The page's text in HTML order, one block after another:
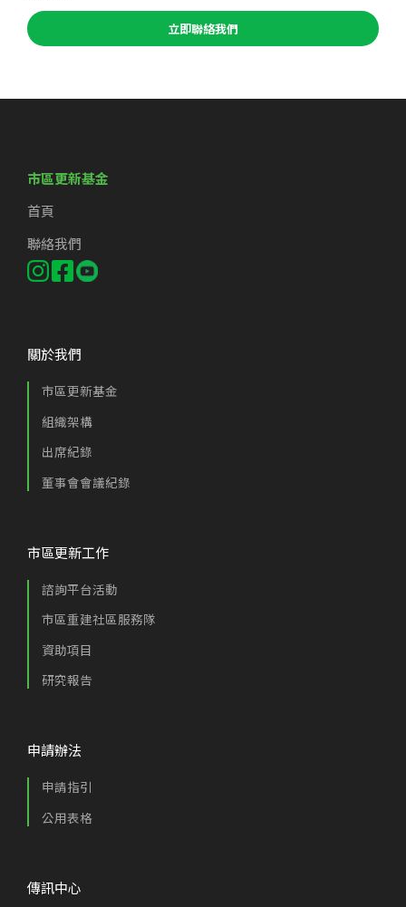
立即聯絡我們
市區更新基金
首頁
聯絡我們
關於我們
市區更新基金
組織架構
出席紀錄
董事會會議紀錄
市區更新工作
諮詢平台活動
市區重建社區服務隊
資助項目
研究報告
申請辦法
申請指引
公用表格
傳訊中心